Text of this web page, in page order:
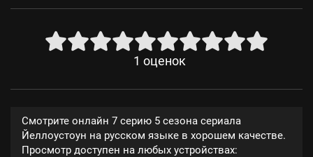
1 оценок
Смотрите онлайн 7 серию 5 сезона сериала
Йеллоустоун на русском языке в хорошем качестве.
Просмотр доступен на любых устройствах: